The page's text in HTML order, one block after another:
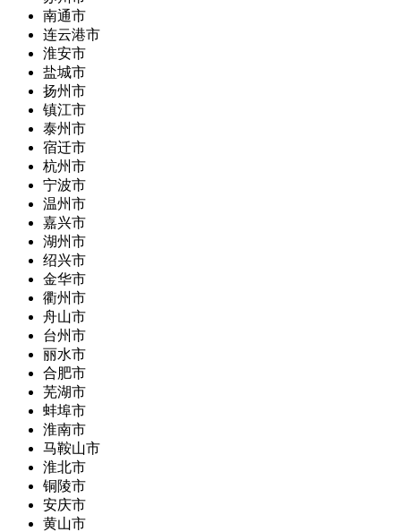
南通市
连云港市
淮安市
盐城市
扬州市
镇江市
泰州市
宿迁市
杭州市
宁波市
温州市
嘉兴市
湖州市
绍兴市
金华市
衢州市
舟山市
台州市
丽水市
合肥市
芜湖市
蚌埠市
淮南市
马鞍山市
淮北市
铜陵市
安庆市
黄山市